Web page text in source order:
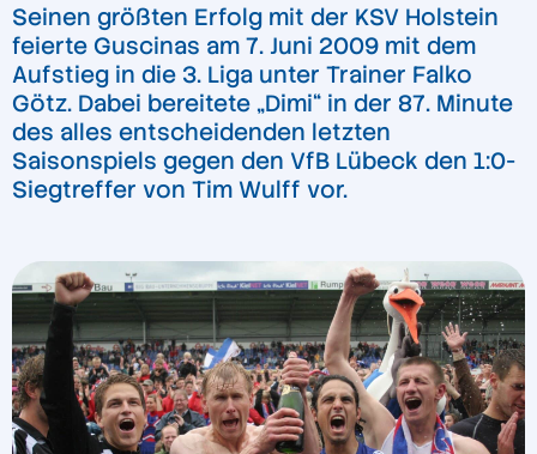
Seinen größten Erfolg mit der KSV Holstein
feierte Guscinas am 7. Juni 2009 mit dem
Aufstieg in die 3. Liga unter Trainer Falko
Götz. Dabei bereitete „Dimi“ in der 87. Minute
des alles entscheidenden letzten
Saisonspiels gegen den VfB Lübeck den 1:0-
Siegtreffer von Tim Wulff vor.